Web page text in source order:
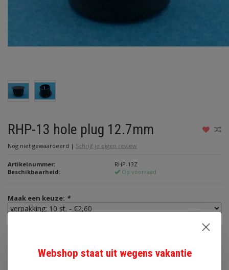
RHP-13 hole plug 12.7mm
Nog niet gewaardeerd | Schrijf je eigen review
Artikelnummer:
RHP-13Z
Beschikbaarheid:
Op voorraad
Maak een keuze: *
€2,60
Webshop staat uit wegens vakantie